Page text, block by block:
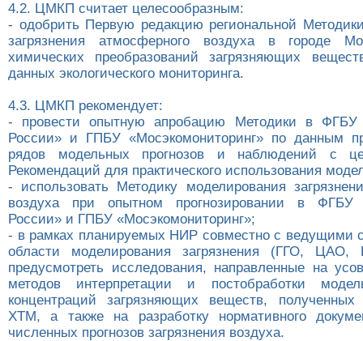
4.2. ЦМКП считает целесообразным:
- одобрить Первую редакцию региональной
загрязнения атмосферного воздуха в городе
химических преобразований загрязняющих
данных экологического мониторинга.
4.3. ЦМКП рекомендует:
- провести опытную апробацию Методики в ФГБУ
России» и ГПБУ «Мосэкомониторинг» по данным
рядов модельных прогнозов и наблюдений с
Рекомендаций для практического использования
- использовать Методику моделирования
воздуха при опытном прогнозировании в ФГБУ
России» и ГПБУ «Мосэкомониторинг»;
- в рамках планируемых НИР совместно с ведущими
области моделирования загрязнения (ГГО,
предусмотреть исследования, направленные на
методов интерпретации и постобработки
концентраций загрязняющих веществ,
ХТМ, а также на разработку нормативного
численных прогнозов загрязнения воздуха.